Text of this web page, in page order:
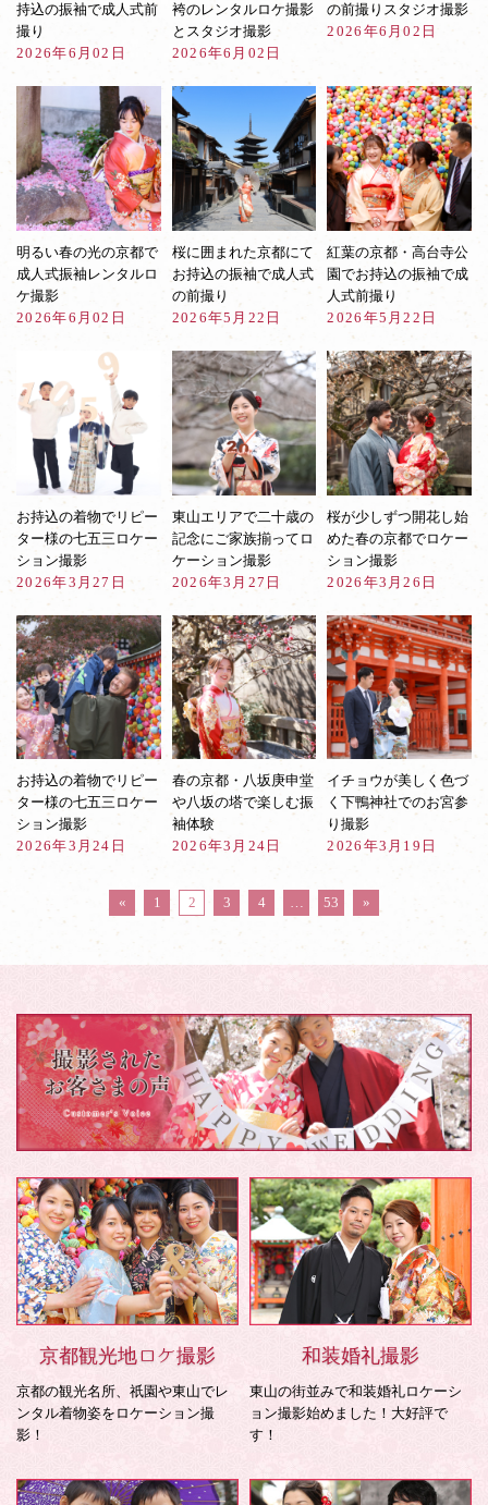
持込の振袖で成人式前
撮り
2026年6月02日
袴のレンタルロケ撮影
とスタジオ撮影
2026年6月02日
の前撮りスタジオ撮影
2026年6月02日
明るい春の光の京都で
成人式振袖レンタルロ
ケ撮影
2026年6月02日
桜に囲まれた京都にて
お持込の振袖で成人式
の前撮り
2026年5月22日
紅葉の京都・高台寺公
園でお持込の振袖で成
人式前撮り
2026年5月22日
お持込の着物でリピー
ター様の七五三ロケー
ション撮影
2026年3月27日
東山エリアで二十歳の
記念にご家族揃ってロ
ケーション撮影
2026年3月27日
桜が少しずつ開花し始
めた春の京都でロケー
ション撮影
2026年3月26日
お持込の着物でリピー
ター様の七五三ロケー
ション撮影
2026年3月24日
春の京都・八坂庚申堂
や八坂の塔で楽しむ振
袖体験
2026年3月24日
イチョウが美しく色づ
く下鴨神社でのお宮参
り撮影
2026年3月19日
« 1 2 3 4 … 53 »
京都観光地ロケ撮影
京都の観光名所、祇園や東山でレ
ンタル着物姿をロケーション撮
影！
和装婚礼撮影
東山の街並みで和装婚礼ロケーシ
ョン撮影始めました！大好評で
す！